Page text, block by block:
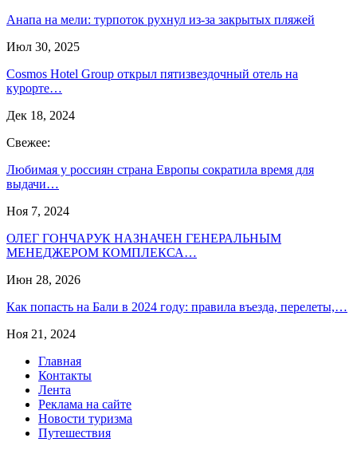
Анапа на мели: турпоток рухнул из-за закрытых пляжей
Июл 30, 2025
Cosmos Hotel Group открыл пятизвездочный отель на
курорте…
Дек 18, 2024
Свежее:
Любимая у россиян страна Европы сократила время для
выдачи…
Ноя 7, 2024
ОЛЕГ ГОНЧАРУК НАЗНАЧЕН ГЕНЕРАЛЬНЫМ
МЕНЕДЖЕРОМ КОМПЛЕКСА…
Июн 28, 2026
Как попасть на Бали в 2024 году: правила въезда, перелеты,…
Ноя 21, 2024
Главная
Контакты
Лента
Реклама на сайте
Новости туризма
Путешествия